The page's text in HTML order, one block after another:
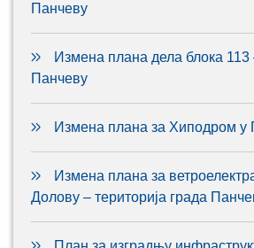
Панчеву
Измена плана дела блока 113
Панчеву
Измена плана за Хиподром у
Измена плана за
Долову – територија града